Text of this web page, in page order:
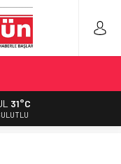
HATALAR
31°C